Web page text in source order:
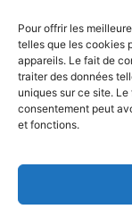
Pour offrir les
telles que les cookies
appareils. Le fait de
traiter des données
uniques sur ce site.
consentement peut
et fonctions.
Accueil
Maghreb
©